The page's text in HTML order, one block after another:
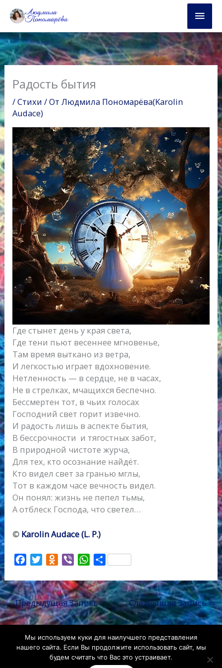
содержимому
Радость бытия
/Стихи / ОтЛюдмила Пономарёва(Karolin
Audace)
Где стынет день у края света,
Где тени пьют весеннее мгновенье,
Там время выткано из ветра,
И легкостью играет вдохновение.
Нетленность — в сердце, не в часах,
Не в стрелках, мчащихся беспечно.
Бессмертен тот, в чьих голосах
Господний свет горит извечно.
И радость лишь в аспекте бытия,
В бессрочности и тягостных забот,
В природной чистоте журча,
Для тех, кто осознание найдёт.
Кто видел свет за гранью мглы,
Тот в каждом часе вечность видел.
Он понял: жизнь не пепел тьмы,
А отблеск Господа, что светел…
© Karolin Audace (L. P.)
c
e
b
o
k
i
t
t
e
O
n
o
k
l
s
s
b
e
r
W
a
t
s
A
p
О
п
р
а
в
т
ь
←Предыдущая Запись Следующая Запись→
Мы используем куки для наилучшего представления
нашего сайта. Если Вы продолжите использовать сайт, мы
будем считать что Вас это устраивает.